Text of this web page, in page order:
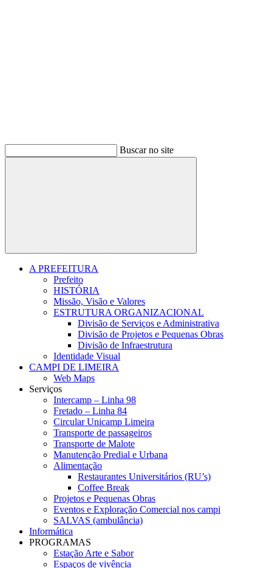
Buscar no site
Buscar
A PREFEITURA
Prefeito
HISTÓRIA
Missão, Visão e Valores
ESTRUTURA ORGANIZACIONAL
Divisão de Serviços e Administrativa
Divisão de Projetos e Pequenas Obras
Divisão de Infraestrutura
Identidade Visual
CAMPI DE LIMEIRA
Web Maps
Serviços
Intercamp – Linha 98
Fretado – Linha 84
Circular Unicamp Limeira
Transporte de passageiros
Transporte de Malote
Manutenção Predial e Urbana
Alimentação
Restaurantes Universitários (RU’s)
Coffee Break
Projetos e Pequenas Obras
Eventos e Exploração Comercial nos campi
SALVAS (ambulância)
Informática
PROGRAMAS
Estação Arte e Sabor
Espaços de vivência